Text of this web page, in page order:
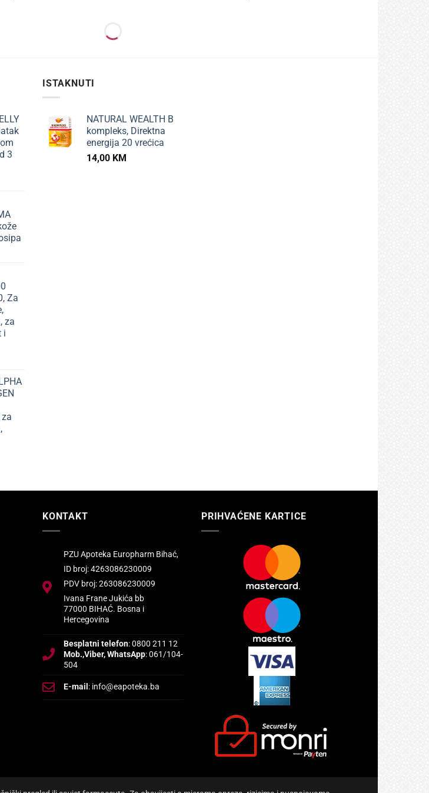
BEBE I DJECA
odabranog bilja i voća
29,00
BEBE I DJECA
+
BEBE I DJECA
DJECU a 250ml, Dodatak
prehrani bogat kalcijumom i
kapsule a 15, Dodatak
prehrani za regulaciju
probavnih smetnji
+
NEMA NA ZALIHI
dječiji sirup 250ml, Sadrži 22
vitamina i minerale
39,00KM
NEMA NA ZALIHI
BEBE I DJECA
BIORELA IMMUNO KIDS 20
prutića po 5g, Jedinstvena
kombinacija beta-glukana,
cinka, vitamina D i dobrih
bakterija za snažan imunitet
22,75KM
NEMA NA ZALIHI